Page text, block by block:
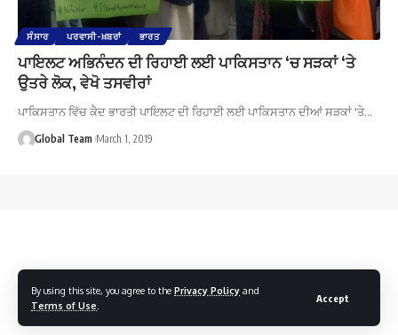
By using this site, you agree to the Privacy Policy and
Terms of Use
Accept
ਸੰਸਾਰ ਪਰਵਾਸੀ-ਖ਼ਬਰਾਂ ਭਾਰਤ
ਪਾਇਲਟ ਅਭਿਨੰਦਨ ਦੀ ਰਿਹਾਈ ਲਈ ਪਾਕਿਸਤਾਨ ‘ਚ ਸੜਕਾਂ ‘ਤੇ
ਉਤਰੇ ਲੋਕ, ਵੇਖੋ ਤਸਵੀਰਾਂ
ਪਾਕਿਸਤਾਨ ਵਿੱਚ ਕੈਦ ਭਾਰਤੀ ਪਾਇਲਟ ਦੀ ਰਿਹਾਈ ਲਈ ਪਾਕਿਸਤਾਨ ਦੀਆਂ ਸੜਕਾਂ 'ਤੇ…
Global Team March 1, 2019